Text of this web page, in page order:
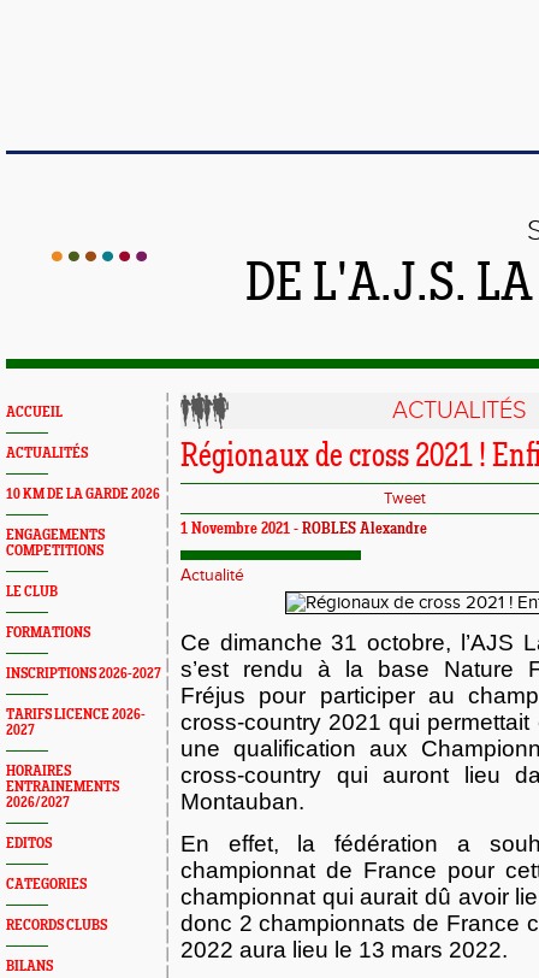
DE L'A.J.S.
ACCUEIL
ACTUALITÉS
10 KM DE LA GARDE 2026
ENGAGEMENTS
COMPETITIONS
LE CLUB
FORMATIONS
INSCRIPTIONS 2026-2027
TARIFS LICENCE 2026-
2027
HORAIRES
ENTRAINEMENTS
2026/2027
EDITOS
CATEGORIES
RECORDS CLUBS
BILANS
ACTUALITÉS
Régionaux de cross 2021 !
Tweet
1 Novembre 2021 - ROBLES Alexandre
Actualité
Ce dimanche 31 octobre, l’AJS
s’est rendu à la base Nature
Fréjus pour participer au
cross-country 2021 qui
une qualification aux
cross-country qui auront lieu
Montauban.
En effet, la fédération a
championnat de France pour
championnat qui aurait dû avoir
donc 2 championnats de France
2022 aura lieu le 13 mars 2022.